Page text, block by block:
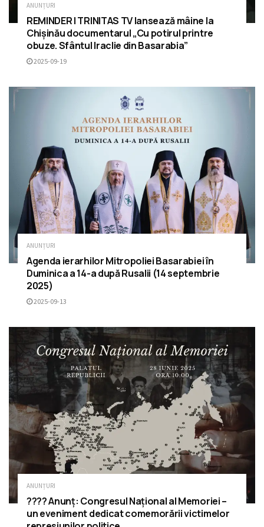
ANUNȚURI
REMINDER | TRINITAS TV lansează mâine la
Chișinău documentarul „Cu potirul printre
obuze. Sfântul Iraclie din Basarabia”
2025-09-19
ANUNȚURI
Agenda ierarhilor Mitropoliei Basarabiei în
Duminica a 14-a după Rusalii (14 septembrie
2025)
2025-09-13
ANUNȚURI
???? Anunț: Congresul Național al Memoriei –
un eveniment dedicat comemorării victimelor